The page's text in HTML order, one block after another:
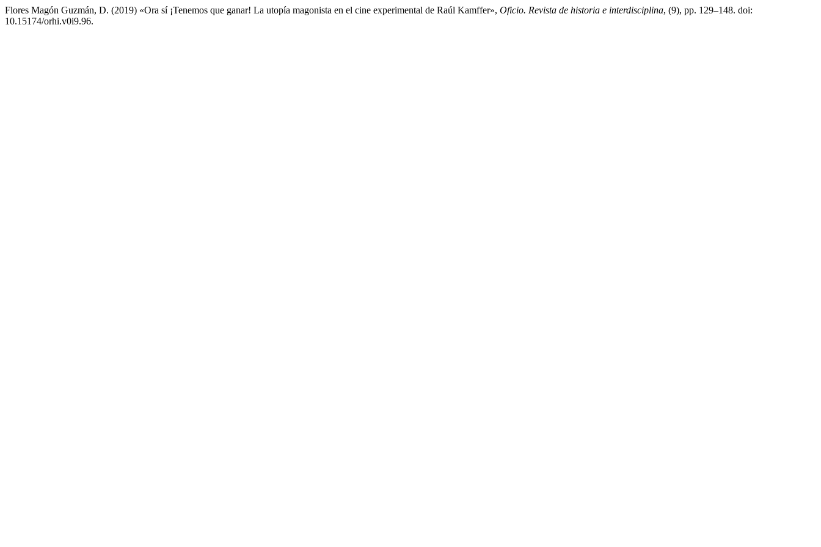
Flores Magón Guzmán, D. (2019) «Ora sí ¡Tenemos que ganar! La utopía magonista en el cine experimental de Raúl Kamffer», Oficio. Revista de historia e interdisciplina, (9), pp. 129–148. doi:
10.15174/orhi.v0i9.96.